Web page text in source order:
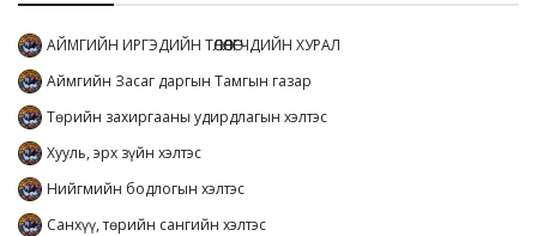
АЙМГИЙН ИРГЭДИЙН ТӨЛӨӨЛӨГЧДИЙН ХУРАЛ
Аймгийн Засаг даргын Тамгын газар
Төрийн захиргааны удирдлагын хэлтэс
Хууль, эрх зүйн хэлтэс
Нийгмийн бодлогын хэлтэс
Санхүү, төрийн сангийн хэлтэс